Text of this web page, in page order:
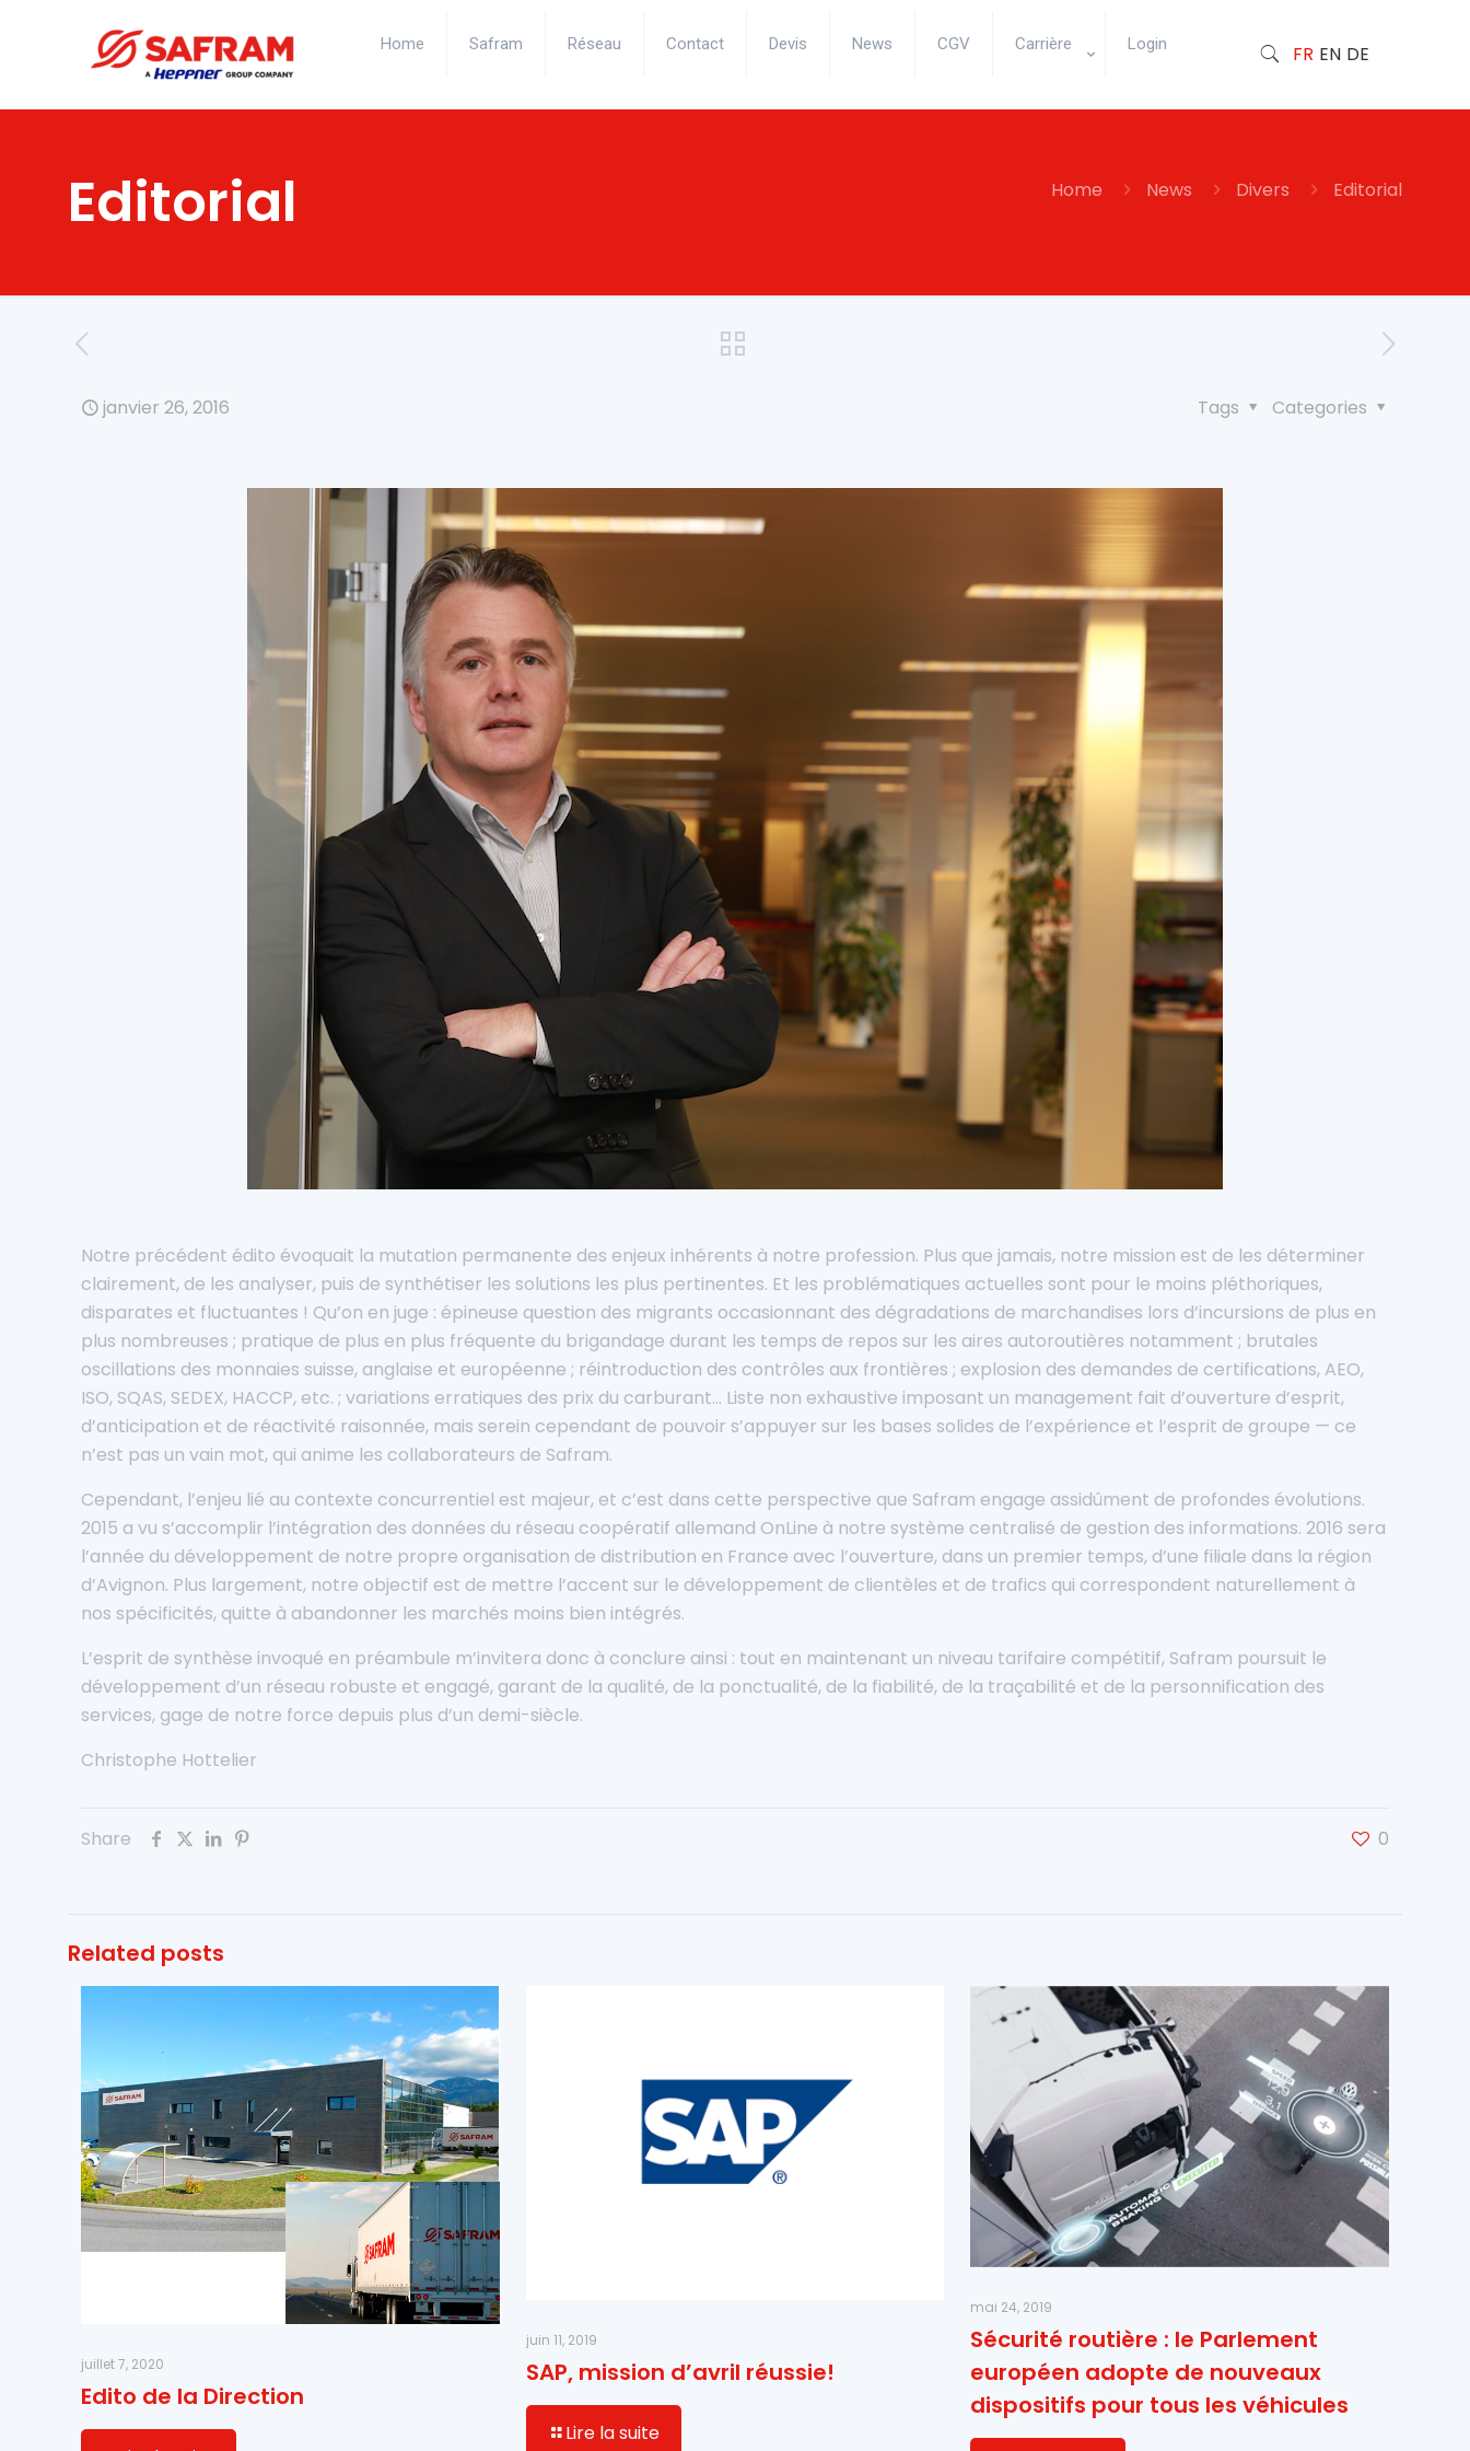
Home Safram Réseau Contact Devis News CGV Carrière Login FR EN DE
Editorial Home News Divers Editorial
janvier 26, 2016 Categories
Tags
Notre précédent édito évoquait la mutation permanente des enjeux inhérents à notre profession. Plus que jamais, notre mission est de les déterminer
clairement, de les analyser, puis de synthétiser les solutions les plus pertinentes. Et les problématiques actuelles sont pour le moins pléthoriques,
disparates et fluctuantes ! Qu’on en juge : épineuse question des migrants occasionnant des dégradations de marchandises lors d’incursions de plus en
plus nombreuses ; pratique de plus en plus fréquente du brigandage durant les temps de repos sur les aires autoroutières notamment ; brutales
oscillations des monnaies suisse, anglaise et européenne ; réintroduction des contrôles aux frontières ; explosion des demandes de certifications, AEO,
ISO, SQAS, SEDEX, HACCP, etc. ; variations erratiques des prix du carburant… Liste non exhaustive imposant un management fait d’ouverture d’esprit,
d’anticipation et de réactivité raisonnée, mais serein cependant de pouvoir s’appuyer sur les bases solides de l’expérience et l’esprit de groupe — ce
n’est pas un vain mot, qui anime les collaborateurs de Safram.
Cependant, l’enjeu lié au contexte concurrentiel est majeur, et c’est dans cette perspective que Safram engage assidûment de profondes évolutions.
2015 a vu s’accomplir l’intégration des données du réseau coopératif allemand OnLine à notre système centralisé de gestion des informations. 2016 sera
l’année du développement de notre propre organisation de distribution en France avec l’ouverture, dans un premier temps, d’une filiale dans la région
d’Avignon. Plus largement, notre objectif est de mettre l’accent sur le développement de clientèles et de trafics qui correspondent naturellement à
nos spécificités, quitte à abandonner les marchés moins bien intégrés.
L’esprit de synthèse invoqué en préambule m’invitera donc à conclure ainsi : tout en maintenant un niveau tarifaire compétitif, Safram poursuit le
développement d’un réseau robuste et engagé, garant de la qualité, de la ponctualité, de la fiabilité, de la traçabilité et de la personnification des
services, gage de notre force depuis plus d’un demi-siècle.
Christophe Hottelier
Share 0
Related posts
juillet 7, 2020
Edito de la Direction
juin 11, 2019
SAP, mission d’avril réussie!
Lire la suite
mai 24, 2019
Sécurité routière : le Parlement
européen adopte de nouveaux
dispositifs pour tous les véhicules